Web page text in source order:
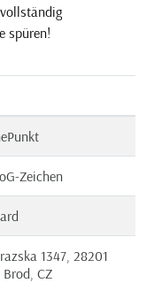
spüren!
Zeichen
1347, 28201
Brod, CZ